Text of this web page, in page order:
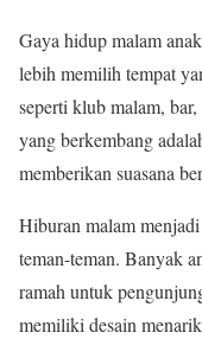
Gaya hidup malam
lebih memilih tempat
seperti klub malam,
yang berkembang
memberikan suasana
Hiburan malam
teman-teman. Banyak
ramah untuk
memiliki desain